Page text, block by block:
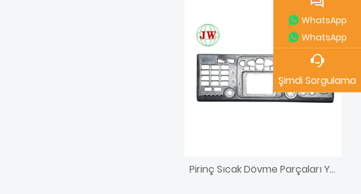
Pirinç Sıcak Dövme Parçaları Yatırım CNC İşleme Basınçlı Döküm
WhatsApp
WhatsApp
Şimdi Sorgulama